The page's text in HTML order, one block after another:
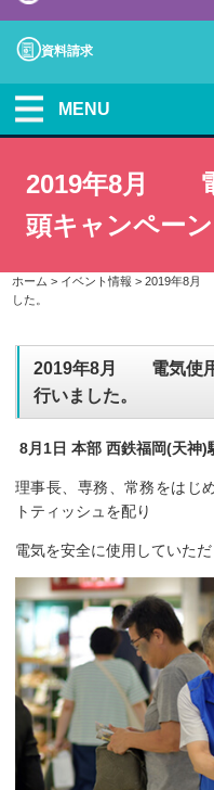
資料請求
MENU
2019年8月 電
頭キャンペー
ホーム > イベント情報 > 2019年8月
した。
2019年8月 電気使用
行いました。
8月1日 本部 西鉄福岡(天神)
理事長、専務、常務をはじ
トティッシュを配り
電気を安全に使用していた